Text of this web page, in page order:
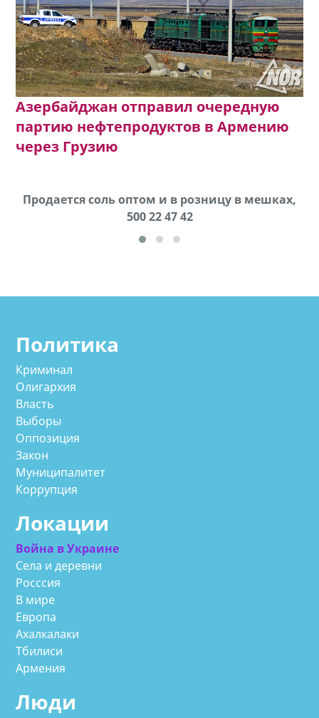
Азербайджан отправил очередную
партию нефтепродуктов в Армению
через Грузию
Продается соль оптом и в розницу в мешках,
500 22 47 42
Политика
Криминал
Олигархия
Власть
Выборы
Оппозиция
Закон
Муниципалитет
Коррупция
Локации
Война в Украине
Села и деревни
Росссия
В мире
Европа
Ахалкалаки
Тбилиси
Армения
Люди